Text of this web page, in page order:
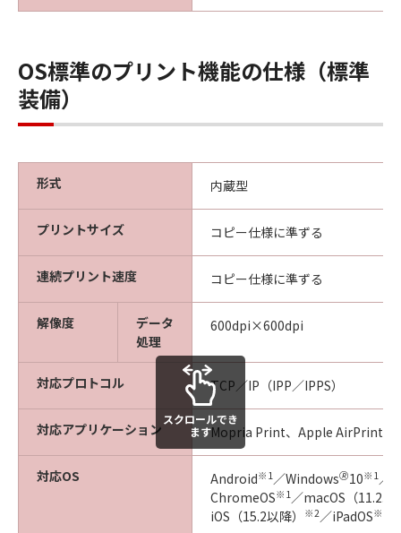
OS標準のプリント機能の仕様（標準
装備）
形式 内蔵型
プリントサイズ コピー仕様に準ずる
連続プリント速度 コピー仕様に準ずる
解像度
データ
処理
600dpi×600dpi
対応プロトコル TCP／IP（IPP／IPPS）
対応アプリケーション Mopria Print、Apple AirPrint、
対応OS Android※1 ／Windows🄬10※1 ／
ChromeOS※1 ／macOS（11.2.2
iOS（15.2以降）
※2／iPadOS※2
スクロールでき
ます